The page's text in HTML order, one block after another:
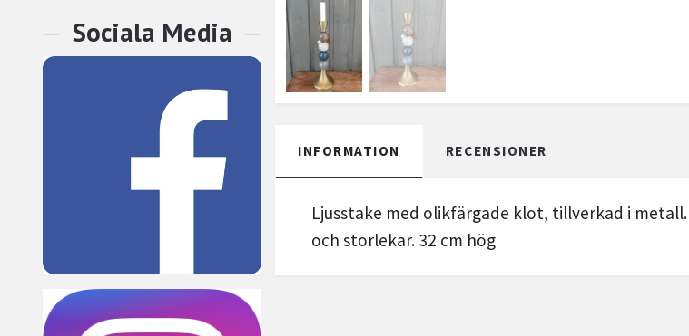
INFORMATION RECENSIONER
Ljusstake med olikfärgade klot, tillverkad i
och storlekar. 32 cm hög